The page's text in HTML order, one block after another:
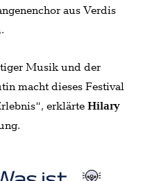
aus Verdis
Musik und der
macht dieses Festival
erklärteHilary